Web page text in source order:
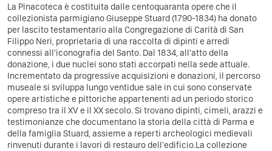
La Pinacoteca è costituita dalle centoquaranta opere che il
collezionista parmigiano Giuseppe Stuard (1790-1834) ha donato
per lascito testamentario alla Congregazione di Carità di San
Filippo Neri, proprietaria di una raccolta di dipinti e arredi
connessi all'iconografia del Santo. Dal 1834, all'atto della
donazione, i due nuclei sono stati accorpati nella sede attuale.
Incrementato da progressive acquisizioni e donazioni, il percorso
museale si sviluppa lungo ventidue sale in cui sono conservate
opere artistiche e pittoriche appartenenti ad un periodo storico
compreso tra il XV e il XX secolo. Si trovano dipinti, cimeli, arazzi e
testimonianze che documentano la storia della città di Parma e
della famiglia Stuard, assieme a reperti archeologici medievali
rinvenuti durante i lavori di restauro dell'edificio.La collezione